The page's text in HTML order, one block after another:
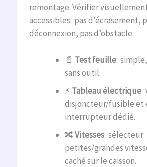
remontage. Vérifier
accessibles : pas d’écrasement,
déconnexion, pas d’obstacle.
📄 Test feuille:
sans outil.
⚡ Tableau électrique:
disjoncteur/fusible et
interrupteur dédié.
🔀Vitesses: sélecteur
petites/grandes
caché sur le caisson.